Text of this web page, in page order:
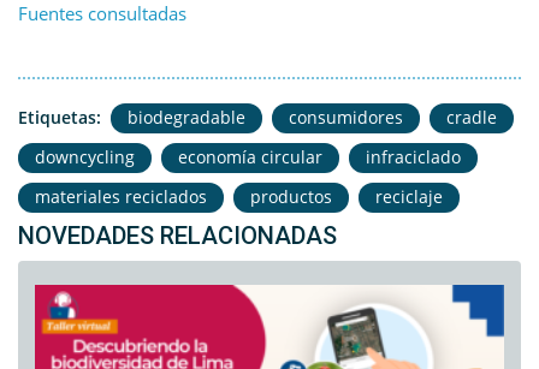
Fuentes consultadas
Etiquetas: biodegradable consumidores
cradle
downcycling
economía circular
infraciclado
materiales reciclados
productos reciclaje
NOVEDADES RELACIONADAS